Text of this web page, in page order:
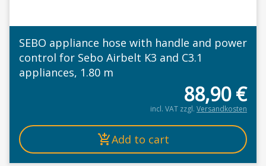
SEBO appliance hose with handle and power
control for Sebo Airbelt K3 and C3.1
appliances, 1.80 m
88,90€
incl. VAT zzgl. Versandkosten
Add to cart